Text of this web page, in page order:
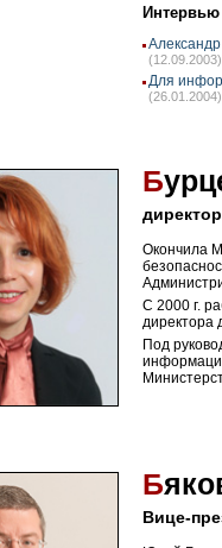
Интервью
(12.09.2003)
Для
(26.01.2004)
Б
Окончила
С 2000 г.
Под
Б
Вице-